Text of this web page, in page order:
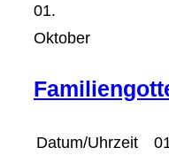
01.
Oktober
Datum/Uhrzeit